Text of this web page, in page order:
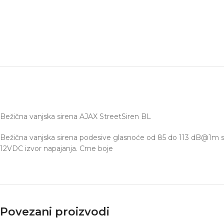
Bežična vanjska sirena AJAX StreetSiren BL
Bežična vanjska sirena podesive glasnoće od 85 do 113
12VDC izvor napajanja. Crne boje
Povezani proizvodi